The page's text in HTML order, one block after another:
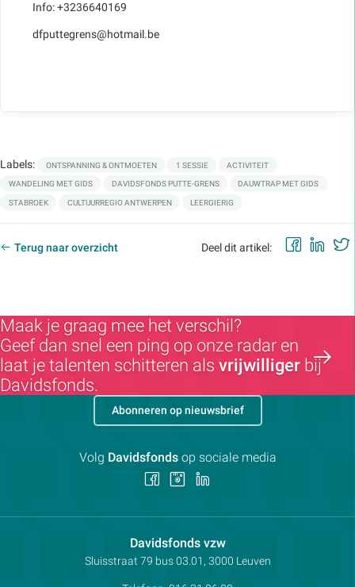
Info: +3236640169
dfputtegrens@hotmail.be
Labels: ONTSPANNING & ONTMOETEN 1 SESSIE ACTIVITEIT
WANDELING MET GIDS DAVIDSFONDS PUTTE-GRENS DAUWTRAP MET GIDS
STABROEK CULTUURREGIO ANTWERPEN LEERGIERIG
Terug naar overzicht Deel dit artikel:
Maak je graag mee het verschil?
Geef dan snel een ping op onze radar en
laat je talenten schitteren als vrijwilliger bij
Davidsfonds.
Davidsfonds vzwContactpersoon:
Adres:
Sluisstraat 79 bus 03.01, 3000 Leuven
Abonneren op nieuwsbrief
Volg Davidsfondsop sociale media
Volg Volg